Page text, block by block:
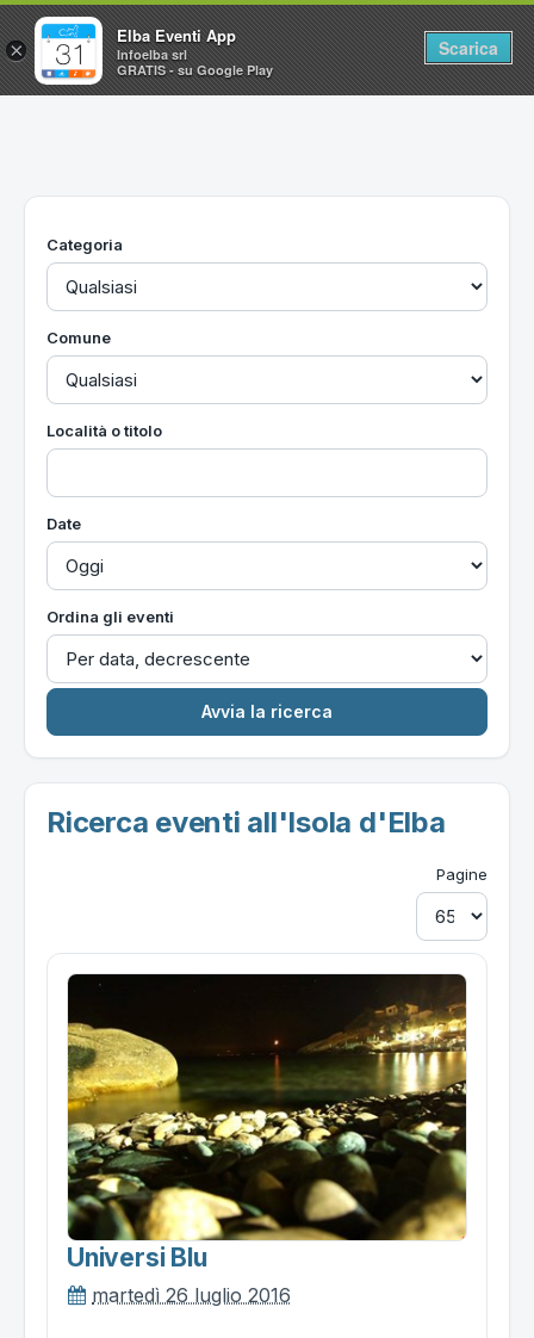
Home
Utilità
Categoria
Comune
Località o titolo
Date
Ordina gli eventi
Ricerca eventi all'Isola d'Elba
Pagine
Universi Blu
martedì 26 luglio 2016
×
Elba Eventi App
Infoelba srl
GRATIS - su Google Play
Scarica